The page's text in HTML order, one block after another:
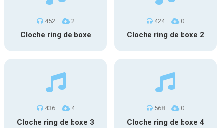
452 2
Cloche ring de boxe
424 0
Cloche ring de boxe 2
436 4
Cloche ring de boxe 3
568 0
Cloche ring de boxe 4